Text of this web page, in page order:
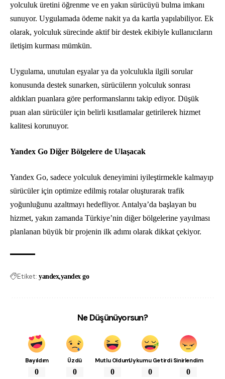
yolculuk üretini öğrenme ve en yakın sürücüyü bulma imkanı
sunuyor. Uygulamada ödeme nakit ya da kartla yapılabiliyor. Ek
olarak, yolculuk sürecinde aktif bir destek ekibiyle kullanıcıların
iletişim kurması mümkün.
Uygulama, unutulan eşyalar ya da yolculukla ilgili sorular
konusunda destek sunarken, sürücülerın yolculuk sonrası
aldıkları puanlara göre performanslarını takip ediyor. Düşük
puan alan sürücüler için belirli kısıtlamalar getirilerek hizmet
kalitesi korunuyor.
Yandex Go Diğer Bölgelere de Ulaşacak
Yandex Go, sadece yolculuk deneyimini iyileştirmekle kalmayıp
sürücüler için optimize edilmiş rotalar oluşturarak trafik
yoğunluğunu azaltmayı hedefliyor. Antalya’da başlayan bu
hizmet, yakın zamanda Türkiye’nin diğer bölgelerine yayılması
planlanan büyük bir projenin ilk adımı olarak dikkat çekiyor.
Etiket: yandex yandex go
Ne Düşünüyorsun?
Bayıldım
0
Üzdü
0
Mutlu Oldum
0
Uykumu Getirdi
0
Sinirlendim
0